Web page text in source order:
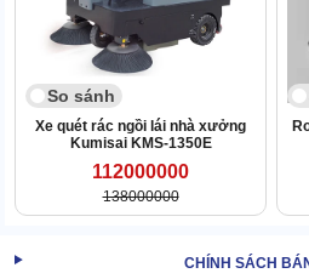
Vậy nên, bạn có thể làm sạch trên
với sự hỗ trợ của máy.
Tiết kiệm công sức và chi phí bỏ
lái nhà xưởng
tương đương với
So sánh
Xe quét rác ngồi lái nhà xưởng
Kumisai KMS-1350E
112000000
138000000
CHÍNH SÁCH